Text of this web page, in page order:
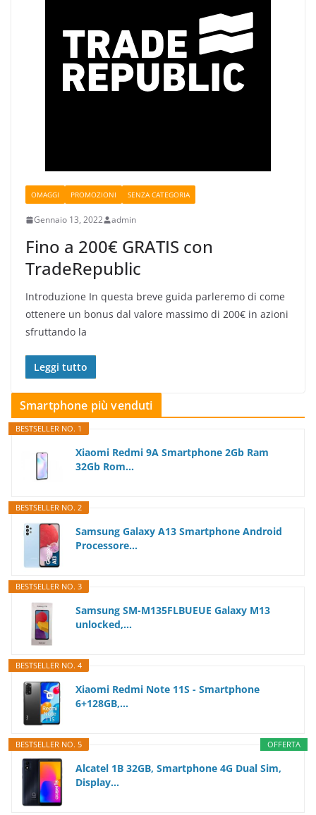
OMAGGI PROMOZIONI SENZA CATEGORIA
Gennaio 13, 2022 admin
Fino a 200€ GRATIS con
TradeRepublic
Introduzione In questa breve guida parleremo di come
ottenere un bonus dal valore massimo di 200€ in azioni
sfruttando la
Leggi tutto
Smartphone più venduti
BESTSELLER NO. 1
Xiaomi Redmi 9A Smartphone 2Gb Ram
32Gb Rom...
BESTSELLER NO. 2
Samsung Galaxy A13 Smartphone Android
Processore...
BESTSELLER NO. 3
Samsung SM-M135FLBUEUE Galaxy M13
unlocked,...
BESTSELLER NO. 4
Xiaomi Redmi Note 11S - Smartphone
6+128GB,...
OFFERTA
BESTSELLER NO. 5
Alcatel 1B 32GB, Smartphone 4G Dual Sim,
Display...